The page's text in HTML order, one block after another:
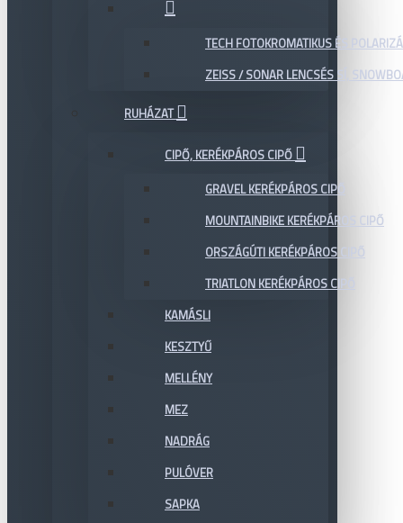
TECH FOTOKROMATIKUS ÉS
ZEISS / SONAR LENCSÉS SÍ,
RUHÁZAT
CIPŐ, KERÉKPÁROS CIPŐ
GRAVEL KERÉKPÁROS CIPŐ
MOUNTAINBIKE KERÉKPÁROS CIPŐ
ORSZÁGÚTI KERÉKPÁROS CIPŐ
TRIATLON KERÉKPÁROS CIPŐ
KAMÁSLI
KESZTYŰ
MELLÉNY
MEZ
NADRÁG
PULÓVER
SAPKA